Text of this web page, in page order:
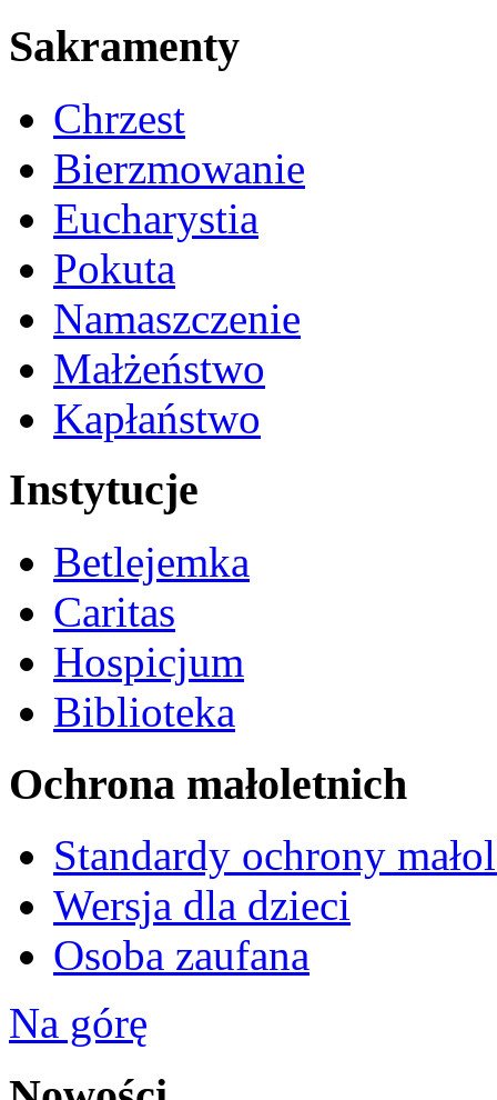
Sakramenty
Chrzest
Bierzmowanie
Eucharystia
Pokuta
Namaszczenie
Małżeństwo
Kapłaństwo
Instytucje
Betlejemka
Caritas
Hospicjum
Biblioteka
Ochrona małoletnich
Standardy ochrony
Wersja dla dzieci
Osoba zaufana
Na górę